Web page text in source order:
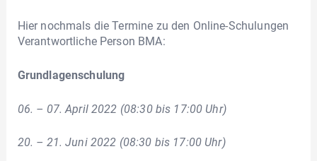
Hier nochmals die Termine zu den Online-Schulungen
Verantwortliche Person BMA:
Grundlagenschulung
06. – 07. April 2022 (08:30 bis 17:00 Uhr)
20. – 21. Juni 2022 (08:30 bis 17:00 Uhr)